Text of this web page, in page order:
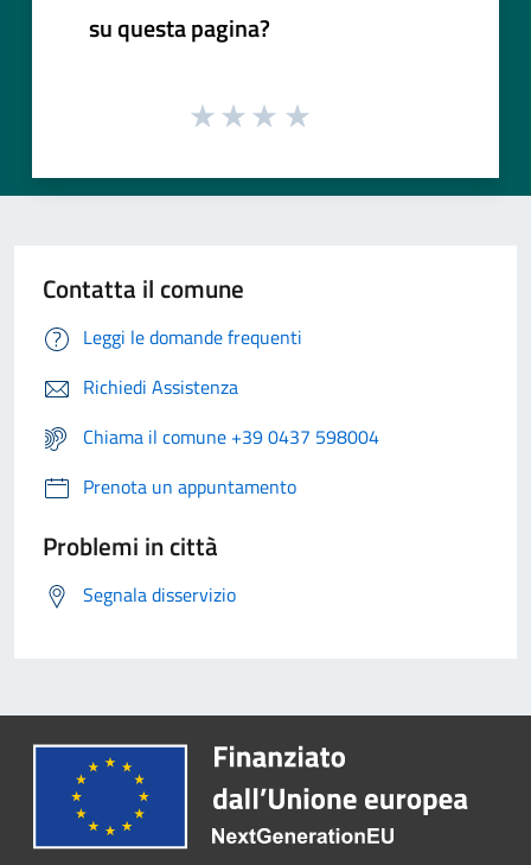
su questa pagina?
Contatta il comune
Leggi le domande frequenti
Richiedi Assistenza
Chiama il comune +39 0437 598004
Prenota un appuntamento
Problemi in città
Segnala disservizio